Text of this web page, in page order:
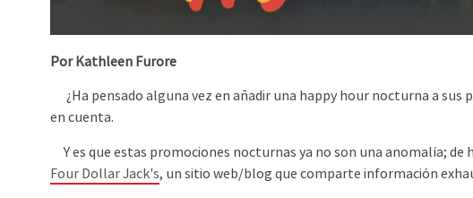
Por Kathleen Furore
¿Ha pensado alguna vez en añadir una happy hour nocturna a sus
en cuenta.
Y es que estas promociones nocturnas ya no son una anomalía;
Four Dollar Jack's, un sitio web/blog que comparte información